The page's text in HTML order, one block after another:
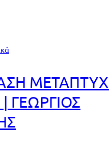
| ΓΕΩΡΓΙΟΣ